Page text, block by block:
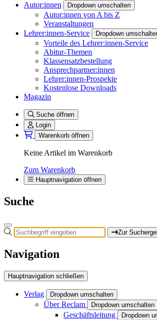
Autor:innen
Dropdown umschalten
Autor:innen von A bis Z
Veranstaltungen
Lehrer:innen-Service
Dropdown
Vorteile des Lehrer:innen-Service
Abitur-Themen
Klassensatzbestellung
Ansprechpartner:innen
Lehrer:innen-Prospekte
Kostenlose Downloads
Magazin
Suche öffnen
Login
Warenkorb öffnen
Keine Artikel im Warenkorb
Zum Warenkorb
Hauptnavigation öffnen
Suche
Zur
Navigation
Hauptnavigation schließen
Verlag Dropdown umschalten
Über Reclam Dropdown umschalten
Geschäftsleitung Dropdown